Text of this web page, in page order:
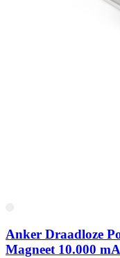
Anker Draadloze
Magneet 10.000